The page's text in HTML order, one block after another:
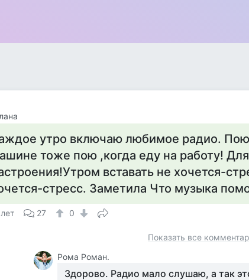
утро включаю любимое радио.
тоже пою ,когда еду на работу!
вставать не хочется-
стресс. Заметила Что музыка
27 0
Показать все
Рома Роман.
Здорово. Радио мало слушаю, а так